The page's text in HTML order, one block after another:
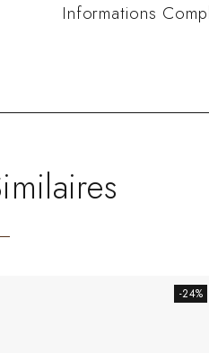
Informations
-24%